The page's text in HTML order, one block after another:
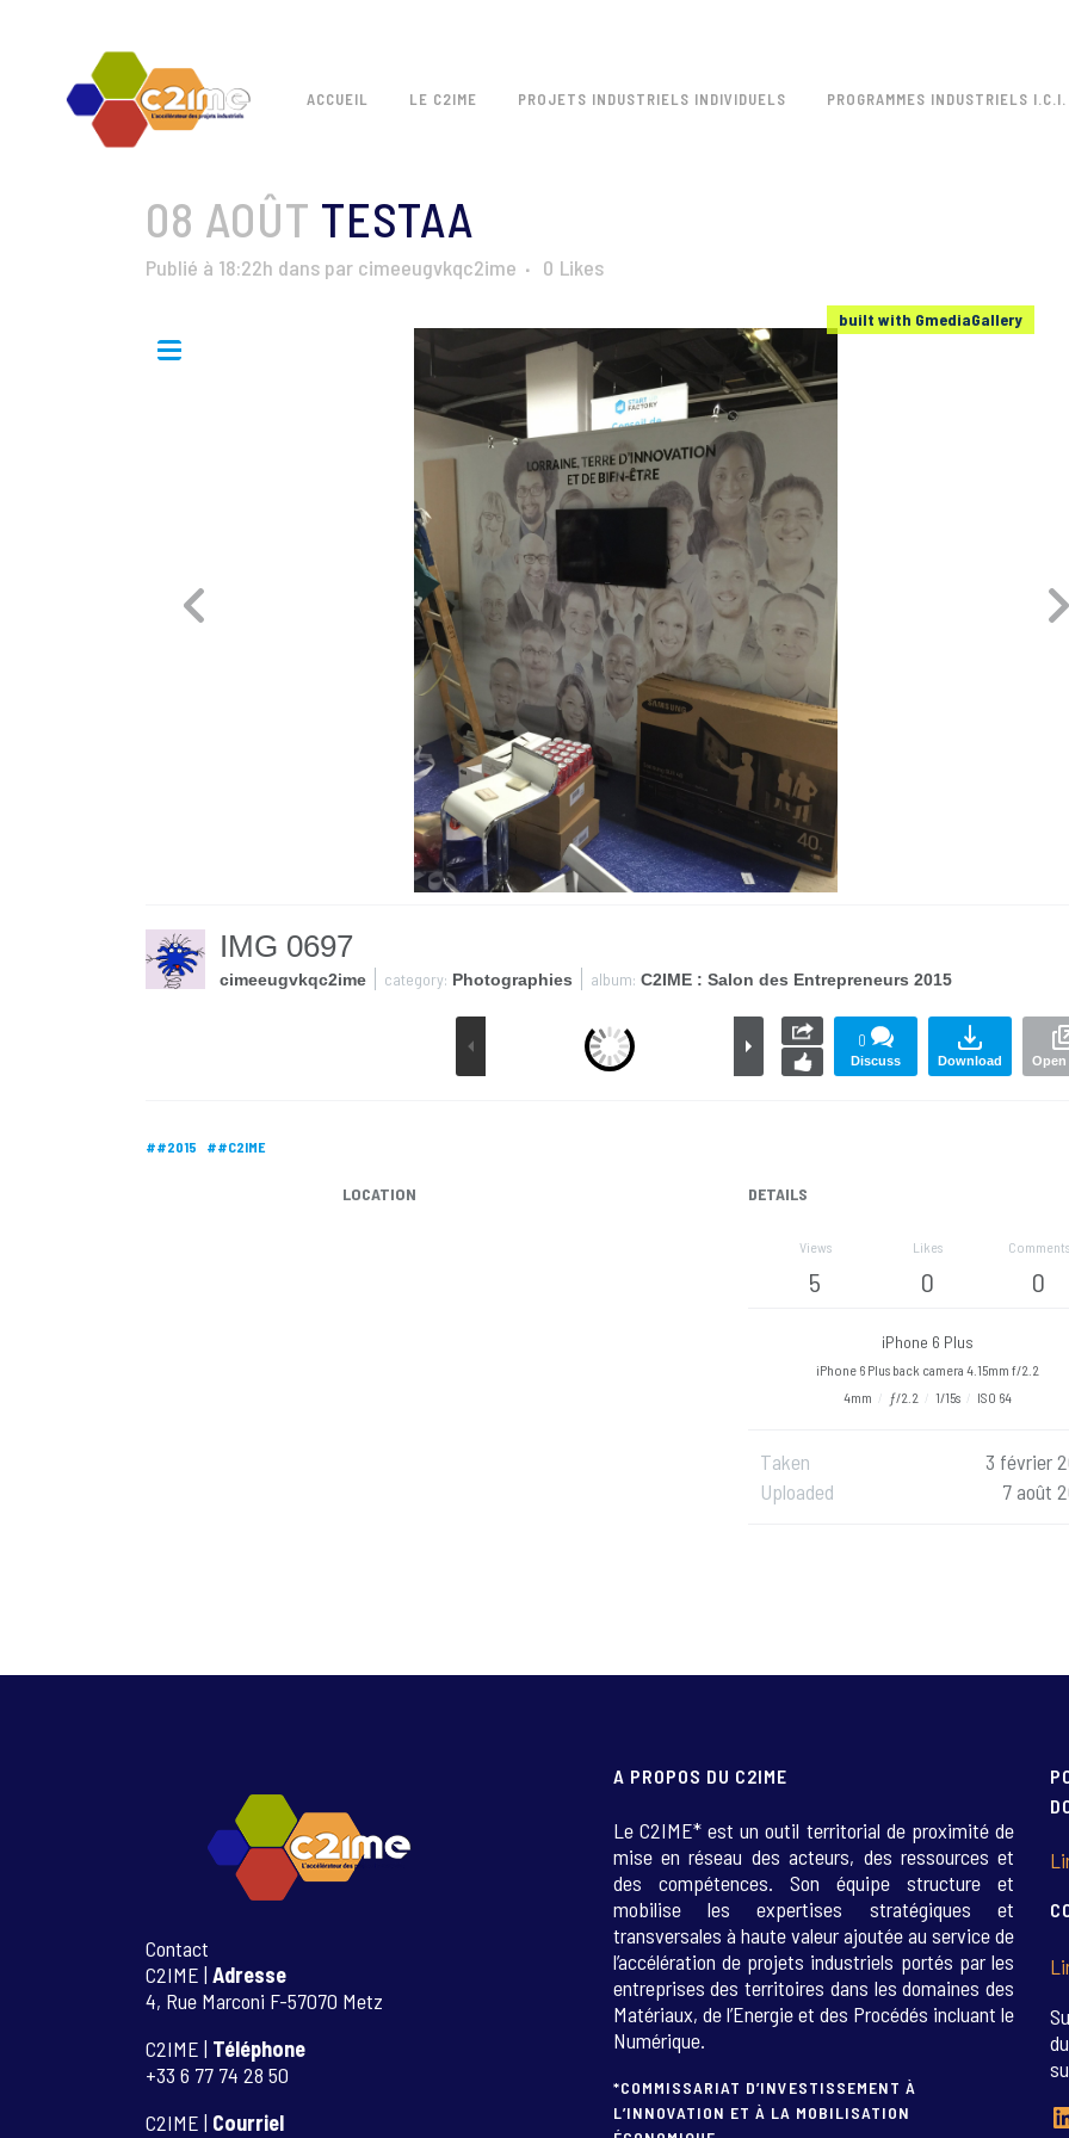
ACCUEIL LE C2IME PROJETS INDUSTRIELS INDIVIDUELS PROGRAMMES INDUSTRIELS
08 AOÛT TESTAA
Publié à 18:22h dans par cimeeugvkqc2ime 0 Likes
built with GmediaGallery
C2IME : Salon des
IMG 0697
cimeeugvkqc2ime category: Photographies album: C2IME : Salon des Entrepreneurs 2015
0
Discuss Download
##2015 ##C2IME
DETAILS
Views
5
Likes
0
Comments
0
iPhone 6 Plus
iPhone 6 Plus back camera 4.15mm f/2.2
4mm / ƒ/2.2 / 1/15s / ISO 64
Taken
3 février
Uploaded
7 août
LOCATION
Contact
C2IME | Adresse
4, Rue Marconi F-57070 Metz
C2IME | Téléphone
+33 6 77 74 28 50
C2IME | Courriel
A PROPOS DU C2IME
Le C2IME* est un outil territorial de proximité de
mise en réseau des acteurs, des ressources et
des compétences. Son équipe structure et
mobilise les expertises stratégiques et
transversales à haute valeur ajoutée au service de
l’accélération de projets industriels portés par les
entreprises des territoires dans les domaines des
Matériaux, de l’Energie et des Procédés incluant le
Numérique.
*COMMISSARIAT D’INVESTISSEMENT À
L’INNOVATION ET À LA MOBILISATION